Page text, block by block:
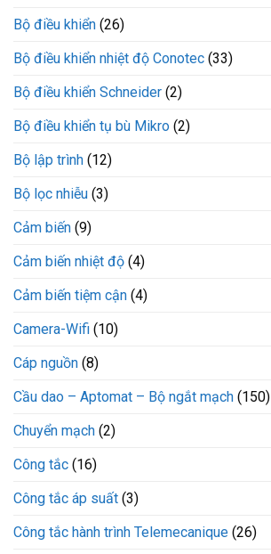
Bộ điều khiển (26)
Bộ điều khiển nhiệt độ Conotec (33)
Bộ điều khiển Schneider (2)
Bộ điều khiển tụ bù Mikro (2)
Bộ lập trình (12)
Bộ lọc nhiễu (3)
Cảm biến (9)
Cảm biến nhiệt độ (4)
Cảm biến tiệm cận (4)
Camera-Wifi (10)
Cáp nguồn (8)
Cầu dao – Aptomat – Bộ ngắt mạch (150)
Chuyển mạch (2)
Công tắc (16)
Công tắc áp suất (3)
Công tắc hành trình Telemecanique (26)